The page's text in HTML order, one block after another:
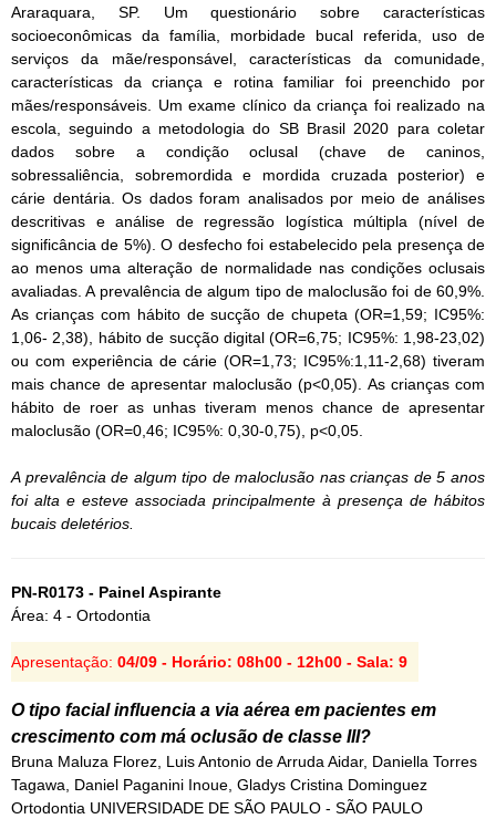
Araraquara, SP. Um questionário sobre características
socioeconômicas da família, morbidade bucal referida, uso de
serviços da mãe/responsável, características da comunidade,
características da criança e rotina familiar foi preenchido por
mães/responsáveis. Um exame clínico da criança foi realizado na
escola, seguindo a metodologia do SB Brasil 2020 para coletar
dados sobre a condição oclusal (chave de caninos,
sobressaliência, sobremordida e mordida cruzada posterior) e
cárie dentária. Os dados foram analisados por meio de análises
descritivas e análise de regressão logística múltipla (nível de
significância de 5%). O desfecho foi estabelecido pela presença de
ao menos uma alteração de normalidade nas condições oclusais
avaliadas. A prevalência de algum tipo de maloclusão foi de 60,9%.
As crianças com hábito de sucção de chupeta (OR=1,59; IC95%:
1,06- 2,38), hábito de sucção digital (OR=6,75; IC95%: 1,98-23,02)
ou com experiência de cárie (OR=1,73; IC95%:1,11-2,68) tiveram
mais chance de apresentar maloclusão (p<0,05). As crianças com
hábito de roer as unhas tiveram menos chance de apresentar
maloclusão (OR=0,46; IC95%: 0,30-0,75), p<0,05.
A prevalência de algum tipo de maloclusão nas crianças de 5 anos
foi alta e esteve associada principalmente à presença de hábitos
bucais deletérios.
PN-R0173 - Painel Aspirante
Área: 4 - Ortodontia
Apresentação: 04/09 - Horário: 08h00 - 12h00 - Sala: 9
O tipo facial influencia a via aérea em pacientes em
crescimento com má oclusão de classe III?
Bruna Maluza Florez, Luis Antonio de Arruda Aidar, Daniella Torres
Tagawa, Daniel Paganini Inoue, Gladys Cristina Dominguez
Ortodontia UNIVERSIDADE DE SÃO PAULO - SÃO PAULO